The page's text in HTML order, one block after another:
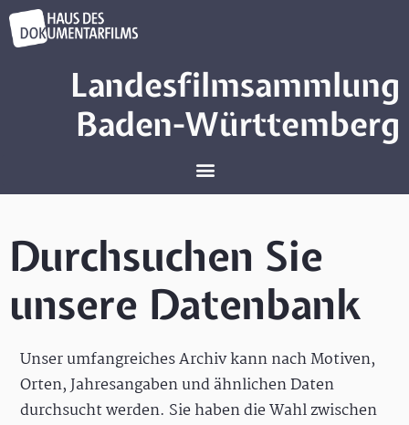
Landesfilmsammlung
Baden-Württemberg
Durchsuchen Sie
unsere Datenbank
Unser umfangreiches Archiv kann nach Motiven,
Orten, Jahresangaben und ähnlichen Daten
durchsucht werden. Sie haben die Wahl zwischen